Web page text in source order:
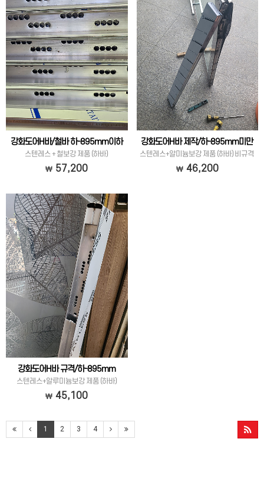
강화도어H바/철바 하-895mm이하
스텐레스 + 철보강 제품 (하바)
57,200
강화도어H바 제작/하-895mm미만
스텐레스+알미늄보강 제품 (하바) 비규격
46,200
강화도어H바 규격/하-895mm
스텐레스+알루미늄보강 제품 (하바)
45,100
1 2 3 4